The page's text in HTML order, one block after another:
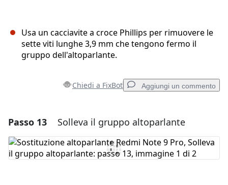
Usa un cacciavite a croce Phillips per rimuovere le
sette viti lunghe 3,9 mm che tengono fermo il
gruppo dell'altoparlante.
Chiedi a FixBot Aggiungi un commento
Aggiungi un commento
Aggiungi Commento
Passo 13 Solleva il gruppo altoparlante